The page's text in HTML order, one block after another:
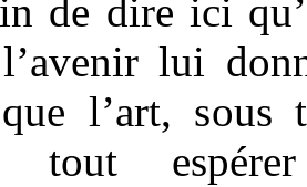
de dire ici
lui
l’art, sous
tout